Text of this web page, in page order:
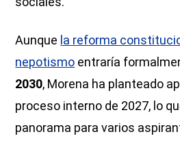
Aunque la reforma
nepotismo entraría
2030, Morena ha planteado
proceso interno de 2027, lo
panorama para varios